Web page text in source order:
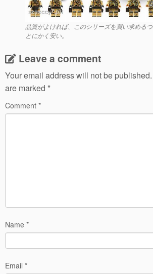
品質がよければ、このシリーズを買い求める
とにかく安い。
Leave a comment
Your email address will not be published.
are marked *
Comment *
Name *
Email *